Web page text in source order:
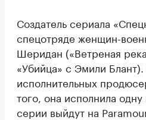
Создатель сериала
спецотряде женщин-
Шеридан («Ветреная
«Убийца» с Эмили
исполнительных
того, она исполнила
серии выйдут на